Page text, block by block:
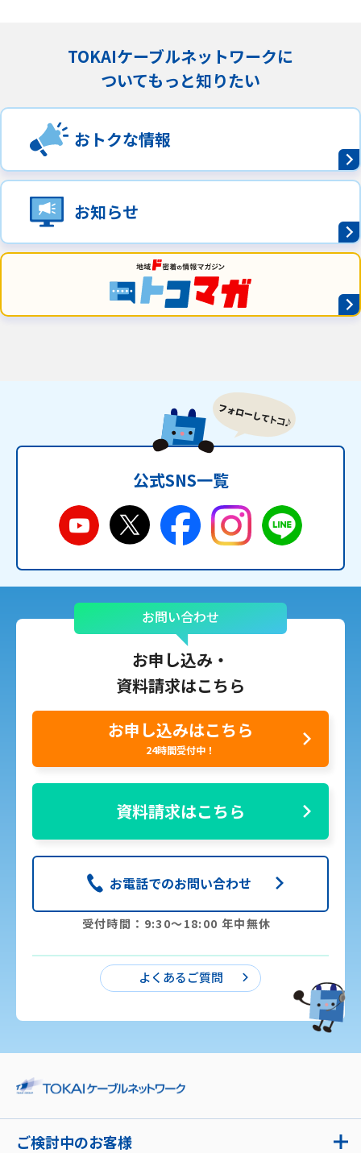
TOKAIケーブルネットワークに
ついてもっと知りたい
おトクな情報
お知らせ
公式SNS一覧
お問い合わせ
お申し込み・
資料請求はこちら
お申し込みはこちら
24時間受付中！
資料請求はこちら
お電話でのお問い合わせ
受付時間：9:30〜18:00 年中無休
よくあるご質問
ご検討中のお客様